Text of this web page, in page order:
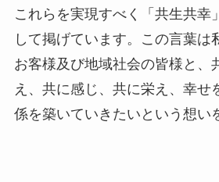
これらを実現すべく「共生共幸
して掲げています。この言葉は
お客様及び地域社会の皆様と、
え、共に感じ、共に栄え、幸せ
係を築いていきたいという想い